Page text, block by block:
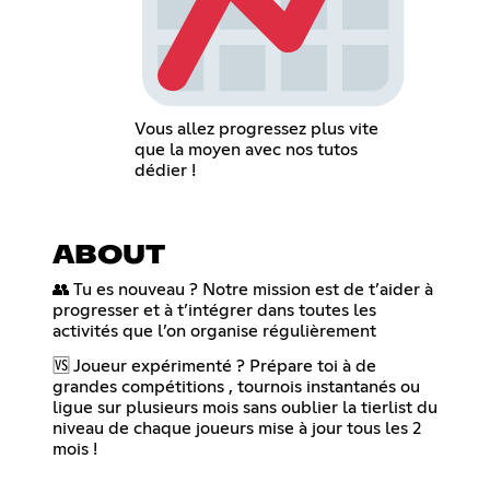
Vous allez progressez plus vite
que la moyen avec nos tutos
dédier !
ABOUT
👥 Tu es nouveau ? Notre mission est de t’aider à
progresser et à t’intégrer dans toutes les
activités que l’on organise régulièrement
🆚 Joueur expérimenté ? Prépare toi à de
grandes compétitions , tournois instantanés ou
ligue sur plusieurs mois sans oublier la tierlist du
niveau de chaque joueurs mise à jour tous les 2
mois !